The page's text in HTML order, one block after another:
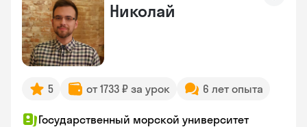
Николай
5 от 1733 ₽ за урок 6 лет опыта
Государственный морской университет